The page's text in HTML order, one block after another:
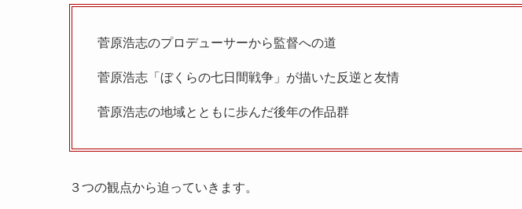
菅原浩志のプロデューサーから監督への道
菅原浩志「ぼくらの七日間戦争」が描いた反逆と友情
菅原浩志の地域とともに歩んだ後年の作品群
３つの観点から迫っていきます。